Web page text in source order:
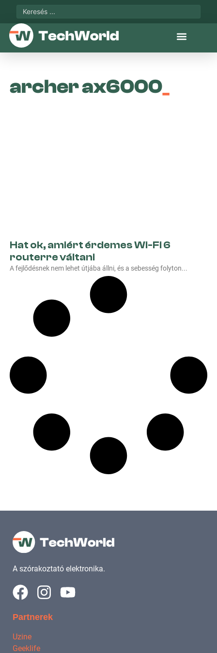
archer ax6000
Hat ok, amiért érdemes Wi-Fi 6
routerre váltani
A fejlődésnek nem lehet útjába állni, és a sebesség folyton
A szórakoztató elektronika.
Partnerek
Uzine
Geeklife